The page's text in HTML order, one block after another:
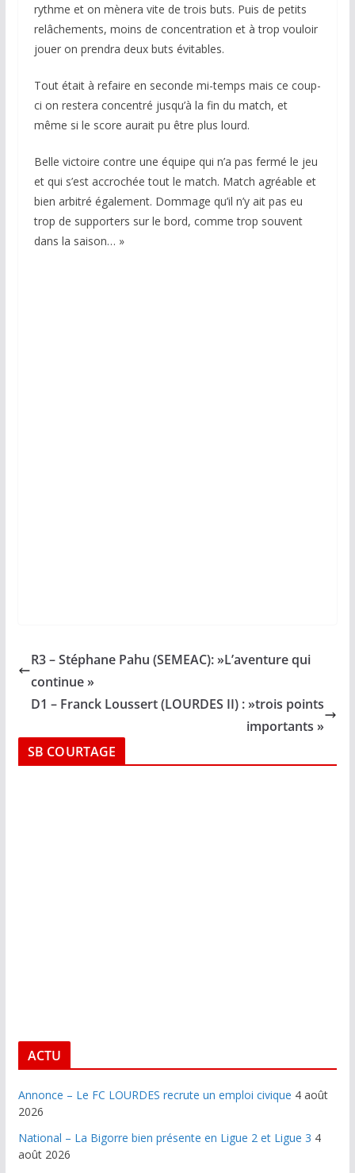
rythme et on mènera vite de trois buts. Puis de petits
relâchements, moins de concentration et à trop vouloir
jouer on prendra deux buts évitables.
Tout était à refaire en seconde mi-temps mais ce coup-
ci on restera concentré jusqu’à la fin du match, et
même si le score aurait pu être plus lourd.
Belle victoire contre une équipe qui n’a pas fermé le jeu
et qui s’est accrochée tout le match. Match agréable et
bien arbitré également. Dommage qu’il n’y ait pas eu
trop de supporters sur le bord, comme trop souvent
dans la saison… »
R3 – Stéphane Pahu (SEMEAC): »L’aventure qui
continue »
D1 – Franck Loussert (LOURDES II) : »trois points
importants »
SB COURTAGE
ACTU
Annonce – Le FC LOURDES recrute un emploi civique 4 août
2026
National – La Bigorre bien présente en Ligue 2 et Ligue 3 4
août 2026